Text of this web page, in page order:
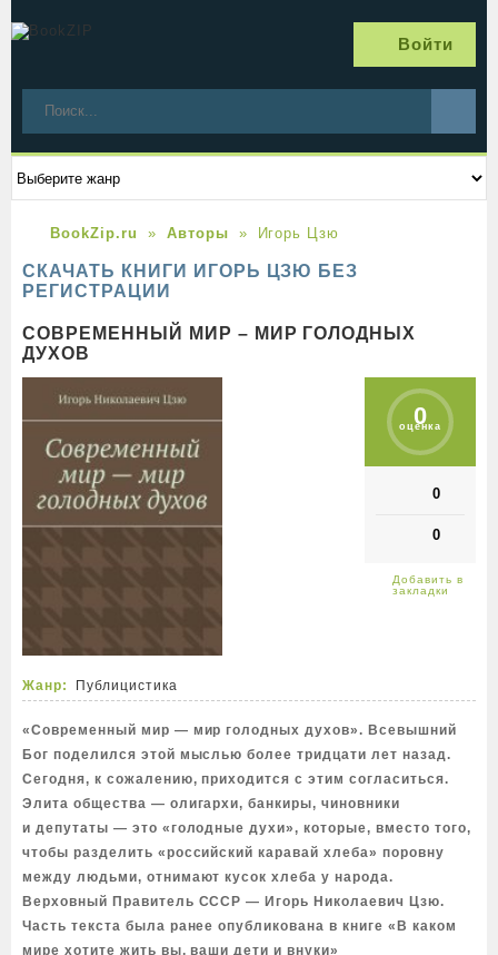
Войти
BookZip.ru Авторы Игорь Цзю
СКАЧАТЬ КНИГИ ИГОРЬ ЦЗЮ БЕЗ
РЕГИСТРАЦИИ
СОВРЕМЕННЫЙ МИР – МИР ГОЛОДНЫХ
ДУХОВ
0
оценка
0
0
Жанр: Публицистика
«Современный мир — мир голодных духов». Всевышний
Бог поделился этой мыслью более тридцати лет назад.
Сегодня, к сожалению, приходится с этим согласиться.
Элита общества — олигархи, банкиры, чиновники
и депутаты — это «голодные духи», которые, вместо того,
чтобы разделить «российский каравай хлеба» поровну
между людьми, отнимают кусок хлеба у народа.
Верховный Правитель СССР — Игорь Николаевич Цзю.
Часть текста была ранее опубликована в книге «В каком
мире хотите жить вы, ваши дети и внуки»